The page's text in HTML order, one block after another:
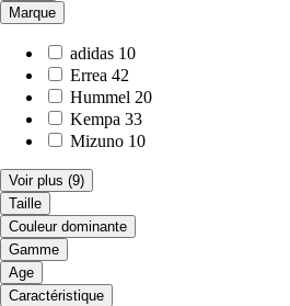
Marque
adidas 10
Errea 42
Hummel 20
Kempa 33
Mizuno 10
Voir plus (9)
Taille
Couleur dominante
Gamme
Age
Caractéristique